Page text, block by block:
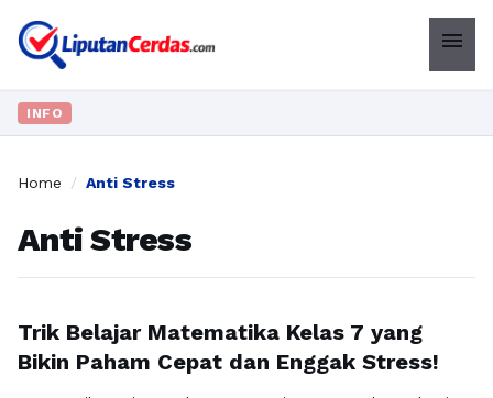
menu
INFO
Home / Anti Stress
Anti Stress
Trik Belajar Matematika Kelas 7 yang
Bikin Paham Cepat dan Enggak Stress!